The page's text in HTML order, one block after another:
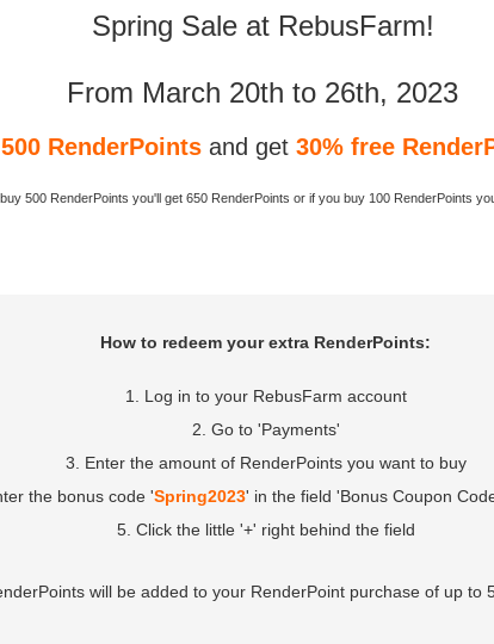
Spring Sale at RebusFarm!
From March 20th to 26th, 2023
RenderPoints and get30% free
500 RenderPoints you'll get 650 RenderPoints or if you buy 100 RenderPoints
How to redeem your extra RenderPoints:
1. Log in to your RebusFarm account
2. Go to 'Payments'
3. Enter the amount of RenderPoints you want to buy
the bonus code 'Spring2023' in the field 'Bonus Coupon
5. Click the little '+' right behind the field
will be added to your RenderPoint purchase of up to